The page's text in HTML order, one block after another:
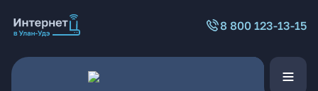
8 800 123-13-15